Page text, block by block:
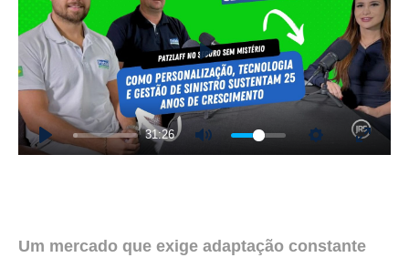
Play
31:26
Mute SettingsEnter
Play
Um mercado que exige adaptação constante